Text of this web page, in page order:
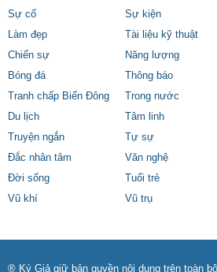
Sự cố
Sự kiện
Làm đẹp
Tài liệu kỹ thuật
Chiến sự
Năng lượng
Bóng đá
Thông báo
Tranh chấp Biển Đông
Trong nước
Du lịch
Tâm linh
Truyện ngắn
Tự sự
Đắc nhân tâm
Văn nghệ
Đời sống
Tuổi trẻ
Vũ khí
Vũ trụ
® Ký Giả giữ bản quyền nội dung trên toàn